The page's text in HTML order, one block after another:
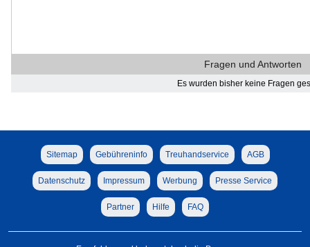
Fragen und Antworten
Es wurden bisher keine Fragen
Sitemap Gebühreninfo Treuhandservice AGB
Datenschutz Impressum Werbung Presse Service
Partner Hilfe FAQ